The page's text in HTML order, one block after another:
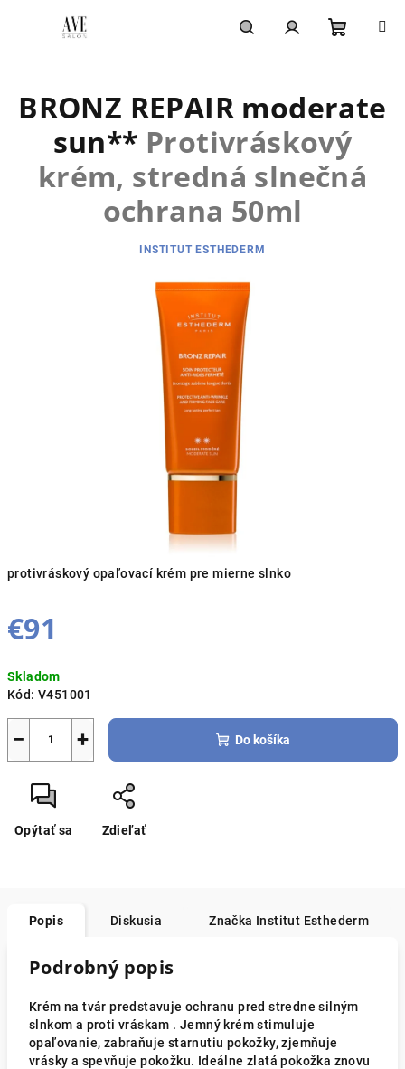
košík
protivráskový opaľovací krém pre mierne slnko
€91
cena:
Skladom
Kód: V451001
+
− Do košíka
Opýtať sa Zdieľať
BRONZ REPAIR moderate
sun** Protivráskový
krém, stredná slnečná
ochrana 50ml
INSTITUT ESTHEDERM
Popis Diskusia Značka Institut Esthederm
Podrobný popis
Krém na tvár predstavuje ochranu pred stredne silným
slnkom a proti vráskam . Jemný krém stimuluje
opaľovanie, zabraňuje starnutiu pokožky, zjemňuje
vrásky a spevňuje pokožku. Ideálne zlatá pokožka znovu